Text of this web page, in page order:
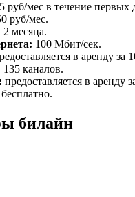
руб/мес в течение первых
руб/мес.
2 месяца.
100 Мбит/сек.
в аренду за
135 каналов.
предоставляется в аренду
бесплатно.
билайн